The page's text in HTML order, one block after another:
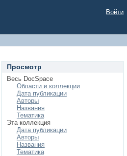
Войти
Просмотр
Весь DocSpace
Области и коллекции
Дата публикации
Авторы
Названия
Тематика
Эта коллекция
Дата публикации
Авторы
Названия
Тематика